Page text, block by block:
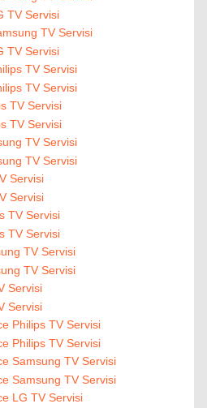
TV Servisi
TV Servisi
TV Servisi
TV Servisi
TV Servisi
TV Servisi
TV Servisi
TV Servisi
TV Servisi
Servisi
Servisi
TV Servisi
TV Servisi
TV Servisi
TV Servisi
Servisi
Servisi
Philips TV Servisi
Philips TV Servisi
Samsung TV Servisi
Samsung TV Servisi
LG TV Servisi